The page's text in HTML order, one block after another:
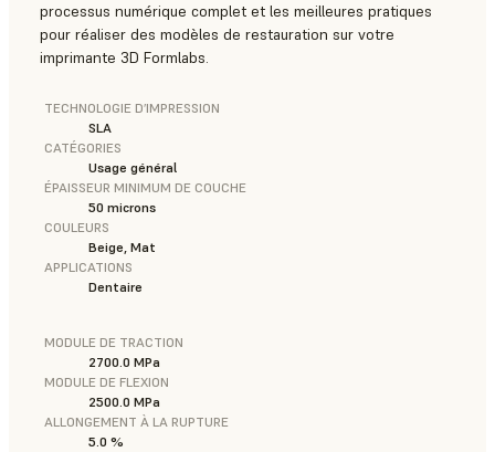
processus numérique complet et les meilleures pratiques
pour réaliser des modèles de restauration sur votre
imprimante 3D Formlabs.
TECHNOLOGIE D’IMPRESSION
SLA
CATÉGORIES
Usage général
ÉPAISSEUR MINIMUM DE COUCHE
50 microns
COULEURS
Beige, Mat
APPLICATIONS
Dentaire
MODULE DE TRACTION
2700.0 MPa
MODULE DE FLEXION
2500.0 MPa
ALLONGEMENT À LA RUPTURE
5.0 %